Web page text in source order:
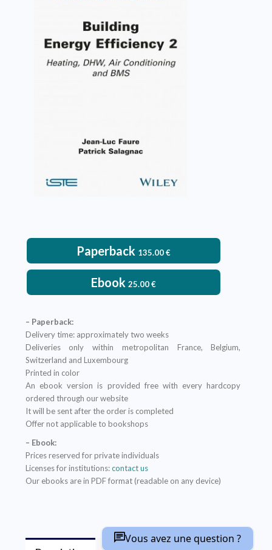
Building Energy Efficiency 2
Jean-Luc Faure, Patrick Salagnac
Paperback 135.00€
Ebook25.00€
– Paperback:
Delivery time: approximately two weeks
Deliveries only within metropolitan France, Belgium,
Switzerland and Luxembourg
Printed in color
An ebook version is provided free with every hardcopy
ordered through our website
It will be sent after the order is completed
Offer not applicable to bookshops
– Ebook:
Prices reserved for private individuals
Licenses for institutions:contact us
Our ebooks are in PDF format (readable on any device)
Vous avez une question ?